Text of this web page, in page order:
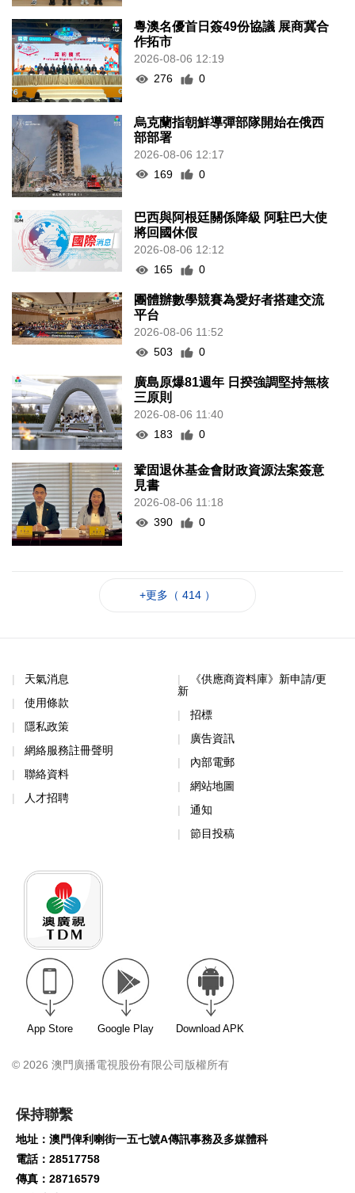
粵澳名優首日簽49份協議 展商冀合
作拓市
2026-08-06 12:19
276
0
烏克蘭指朝鮮導彈部隊開始在俄西
部部署
2026-08-06 12:17
169
0
巴西與阿根廷關係降級 阿駐巴大使
將回國休假
2026-08-06 12:12
165
0
團體辦數學競賽為愛好者搭建交流
平台
2026-08-06 11:52
503
0
廣島原爆81週年 日揆強調堅持無核
三原則
2026-08-06 11:40
183
0
鞏固退休基金會財政資源法案簽意
見書
2026-08-06 11:18
390
0
+更多（ 414 ）
天氣消息
使用條款
隱私政策
網絡服務註冊聲明
聯絡資料
人才招聘
《供應商資料庫》新申請/更
新
招標
廣告資訊
內部電郵
網站地圖
通知
節目投稿
App Store Google Play Download APK
© 2026 澳門廣播電視股份有限公司版權所有
保持聯繫
地址：澳門俾利喇街一五七號A傳訊事務及多媒體科
電話：28517758
傳真：28716579